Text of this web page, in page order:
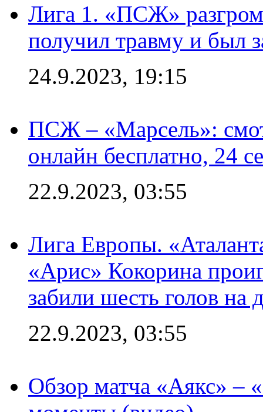
Лига 1. «ПСЖ»
получил травму и был
24.9.2023, 19:15
ПСЖ – «Марсель»:
онлайн бесплатно, 24
22.9.2023, 03:55
Лига Европы.
«Арис» Кокорина
забили шесть голов на
22.9.2023, 03:55
Обзор матча «Аякс» –